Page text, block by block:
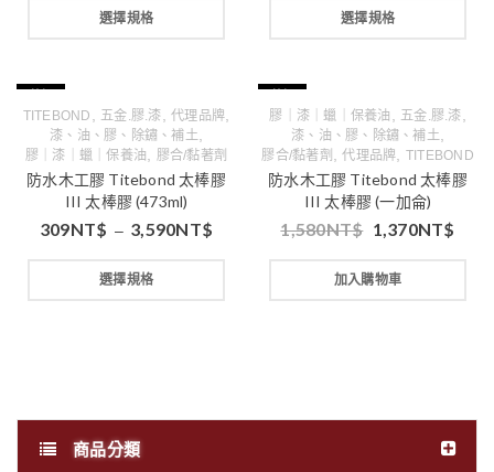
商品分類
選擇規格 選擇規格
TITEBOND 五金.膠.漆 ,代理品牌
漆、油、膠、除鏽、補土
膠｜漆｜蠟｜保養油 膠合/黏著劑
防水木工膠 Titebond 太棒膠
III 太棒膠 (473ml)
309NT$ – 3,590NT$
選擇規格
膠｜漆｜蠟｜保養油 五金.膠.漆
漆、油、膠、除鏽、補土
膠合/黏著劑 ,代理品牌 TITEBOND
防水木工膠 Titebond 太棒膠
III 太棒膠 (一加侖)
1,580NT$ 1,370NT$
加入購物車